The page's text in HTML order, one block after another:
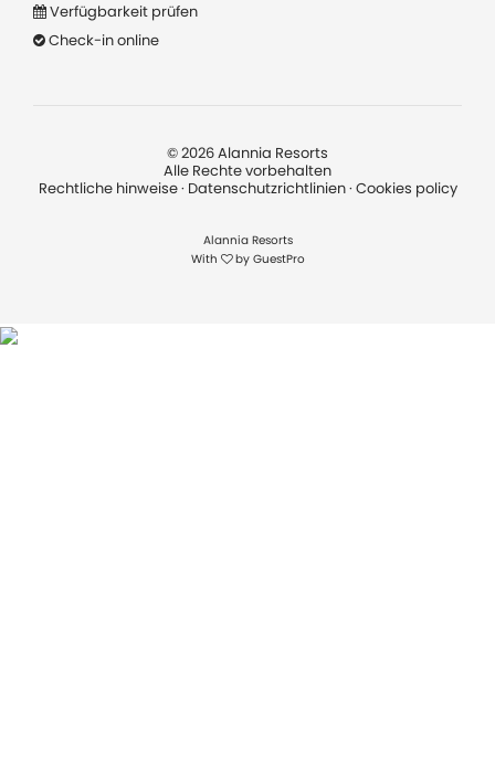
Verfügbarkeit prüfen
Check-in online
©2026Alannia Resorts
Alle Rechte vorbehalten
Rechtliche hinweise· Datenschutzrichtlinien· Cookies policy
Alannia Resorts
With
by GuestPro